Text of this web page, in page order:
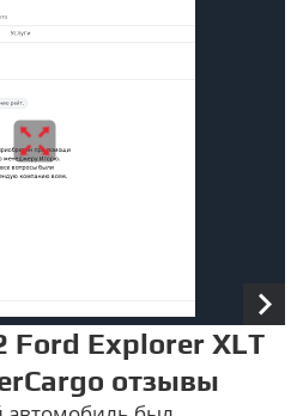
Ford Explorer XLT
отзывы